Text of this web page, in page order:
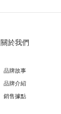
關於我們
品牌故事
品牌介紹
銷售據點